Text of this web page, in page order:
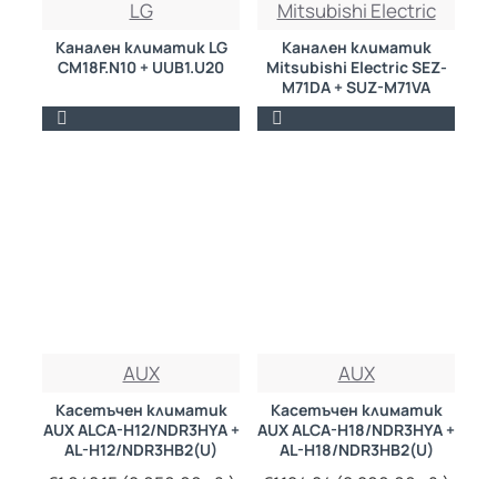
LG
Канален климатик LG
CM18F.N10 + UUB1.U20
Mitsubishi Electric
Канален климатик
Mitsubishi Electric SEZ-
M71DA + SUZ-M71VA
AUX
Касетъчен климатик
AUX ALCA-H12/NDR3HYA +
AL-H12/NDR3HB2(U)
AUX
Касетъчен климатик
AUX ALCA-H18/NDR3HYA +
AL-H18/NDR3HB2(U)